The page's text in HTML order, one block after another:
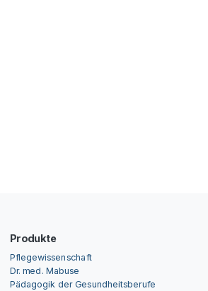
Produkte
Pflegewissenschaft
Dr. med. Mabuse
Pädagogik der Gesundheitsberufe